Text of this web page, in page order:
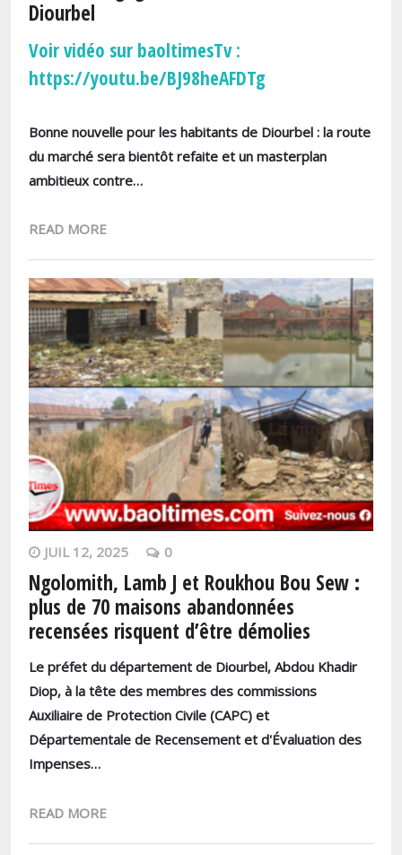
Diourbel
Voir vidéo sur baoltimesTv :
https://youtu.be/BJ98heAFDTg
Bonne nouvelle pour les habitants de Diourbel : la route
du marché sera bientôt refaite et un masterplan
ambitieux contre…
READ MORE
JUIL 12, 2025 0
Ngolomith, Lamb J et Roukhou Bou Sew :
plus de 70 maisons abandonnées
recensées risquent d’être démolies
Le préfet du département de Diourbel, Abdou Khadir
Diop, à la tête des membres des commissions
Auxiliaire de Protection Civile (CAPC) et
Départementale de Recensement et d'Évaluation des
Impenses…
READ MORE